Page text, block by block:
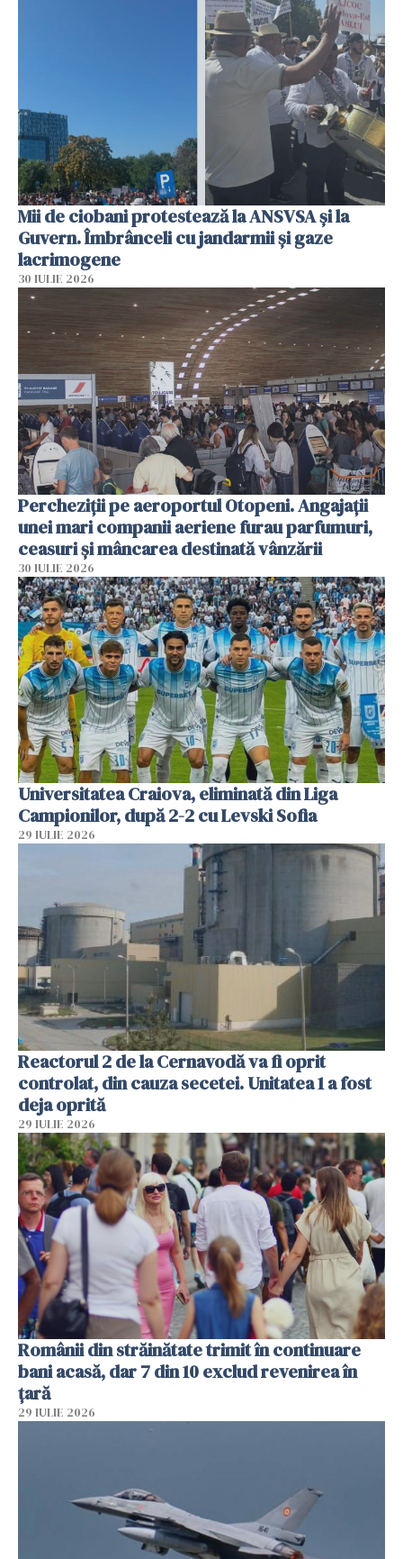
Mii de ciobani protestează la ANSVSA și la
Guvern. Îmbrânceli cu jandarmii și gaze
lacrimogene
30 IULIE 2026
Percheziții pe aeroportul Otopeni. Angajații
unei mari companii aeriene furau parfumuri,
ceasuri și mâncarea destinată vânzării
30 IULIE 2026
Universitatea Craiova, eliminată din Liga
Campionilor, după 2-2 cu Levski Sofia
29 IULIE 2026
Reactorul 2 de la Cernavodă va fi oprit
controlat, din cauza secetei. Unitatea 1 a fost
deja oprită
29 IULIE 2026
Românii din străinătate trimit în continuare
bani acasă, dar 7 din 10 exclud revenirea în
țară
29 IULIE 2026